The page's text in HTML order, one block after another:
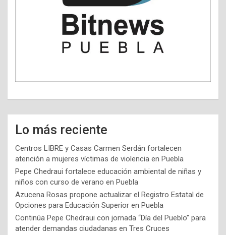
Lo más reciente
Centros LIBRE y Casas Carmen Serdán fortalecen
atención a mujeres víctimas de violencia en Puebla
Pepe Chedraui fortalece educación ambiental de niñas y
niños con curso de verano en Puebla
Azucena Rosas propone actualizar el Registro Estatal de
Opciones para Educación Superior en Puebla
Continúa Pepe Chedraui con jornada “Día del Pueblo” para
atender demandas ciudadanas en Tres Cruces